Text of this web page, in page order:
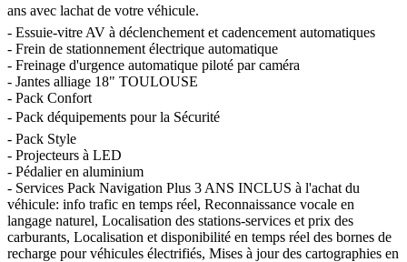
ans avec lachat de votre véhicule.
- Essuie-vitre AV à déclenchement et cadencement automatiques
- Frein de stationnement électrique automatique
- Freinage d'urgence automatique piloté par caméra
- Jantes alliage 18" TOULOUSE
- Pack Confort
- Pack déquipements pour la Sécurité
- Pack Style
- Projecteurs à LED
- Pédalier en aluminium
- Services Pack Navigation Plus 3 ANS INCLUS à l'achat du
véhicule: info trafic en temps réel, Reconnaissance vocale en
langage naturel, Localisation des stations-services et prix des
carburants, Localisation et disponibilité en temps réel des bornes de
recharge pour véhicules électrifiés, Mises à jour des cartographies en